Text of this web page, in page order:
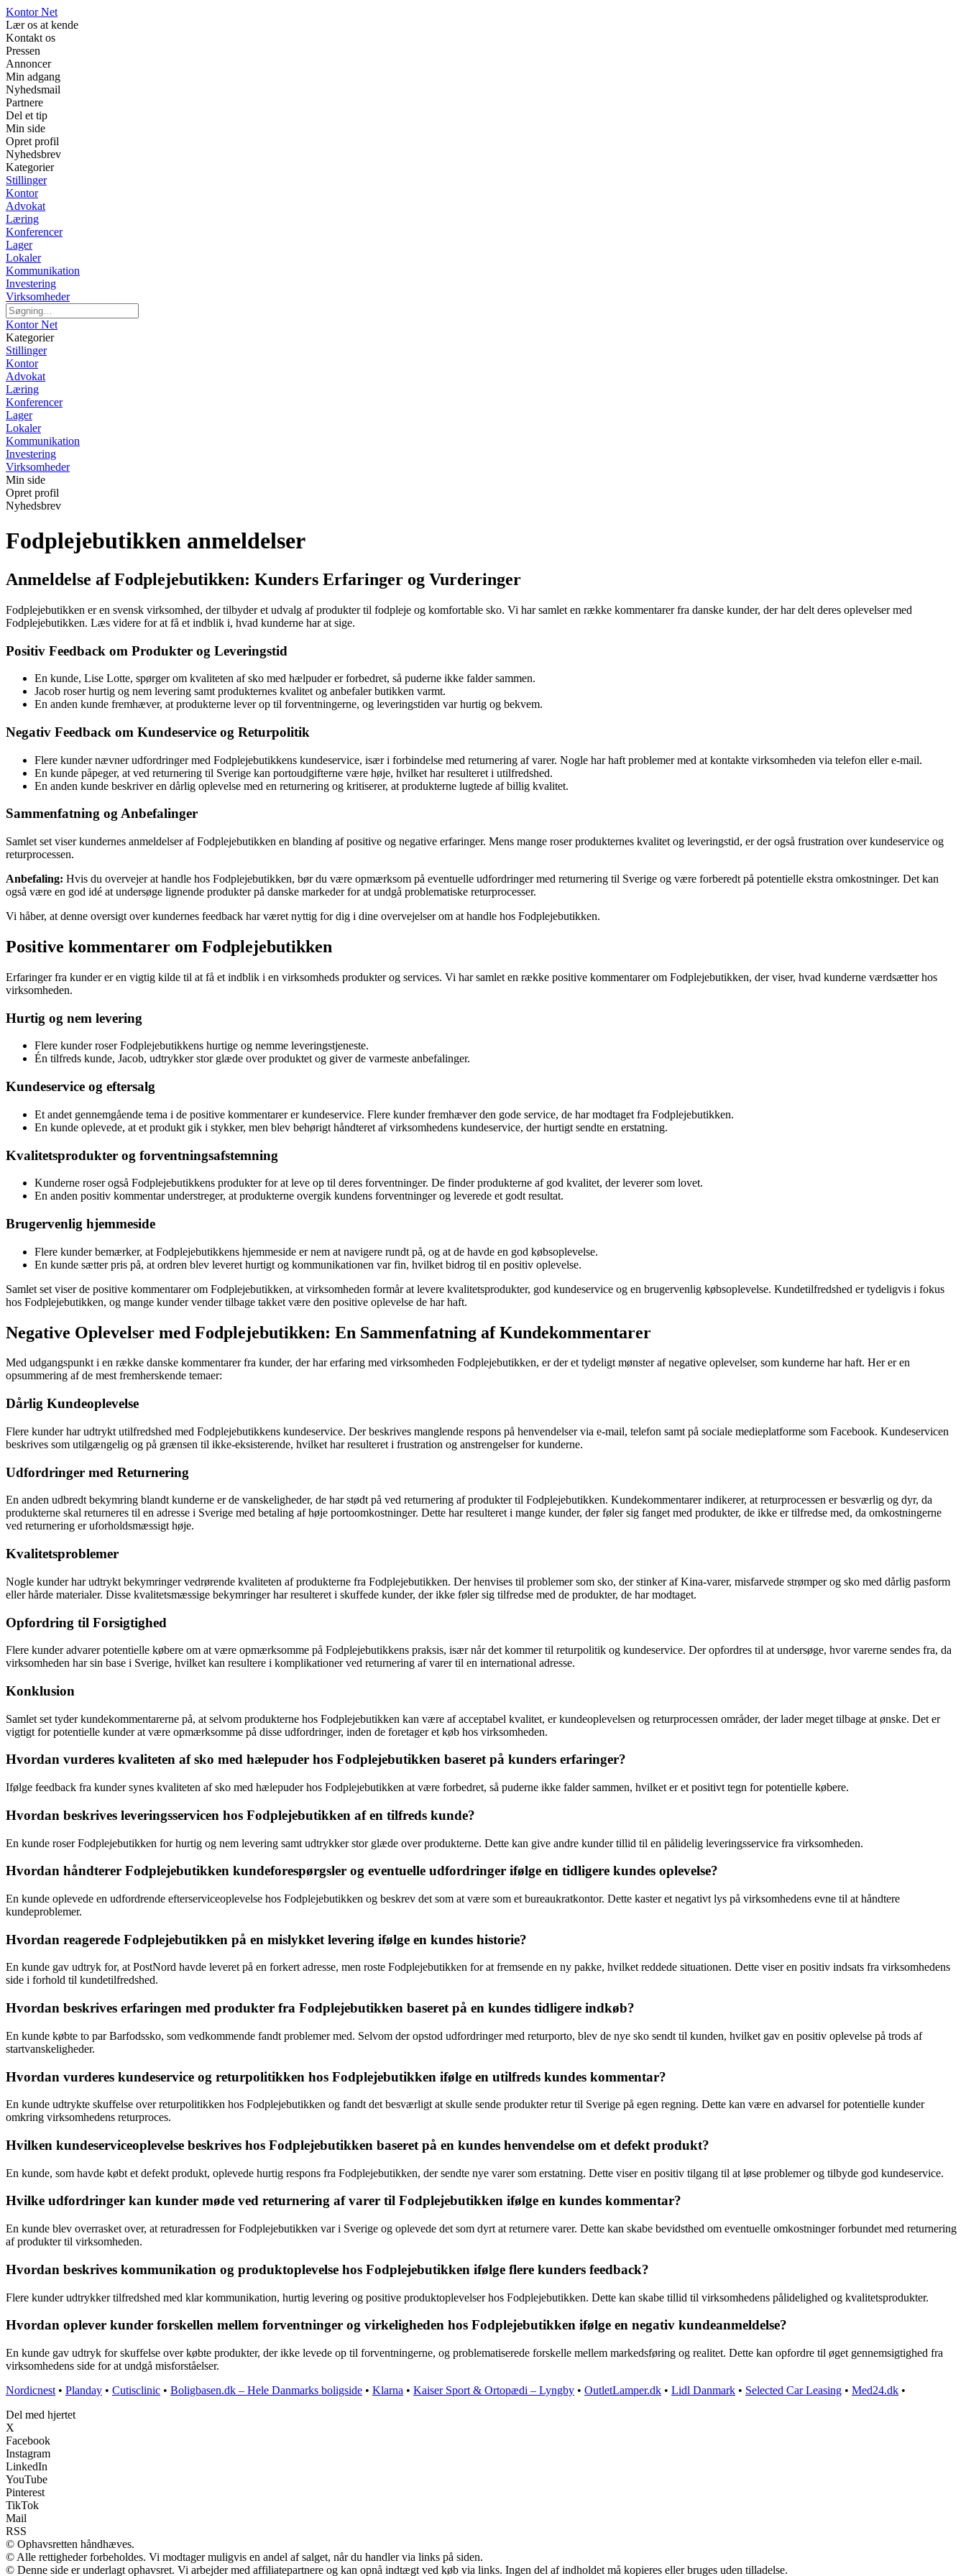
Kontor Net
Lær os at kende
Kontakt os
Pressen
Annoncer
Min adgang
Nyhedsmail
Partnere
Del et tip
Min side
Opret profil
Nyhedsbrev
Kategorier
Stillinger
Kontor
Advokat
Læring
Konferencer
Lager
Lokaler
Kommunikation
Investering
Virksomheder
Kontor Net
Kategorier
Stillinger
Kontor
Advokat
Læring
Konferencer
Lager
Lokaler
Kommunikation
Investering
Virksomheder
Min side
Opret profil
Nyhedsbrev
Fodplejebutikken anmeldelser
Anmeldelse af Fodplejebutikken: Kunders Erfaringer og Vurderinger
Fodplejebutikken er en svensk virksomhed, der tilbyder et udvalg af produkter til fodpleje og komfortable sko. Vi har samlet en række kommentarer fra danske kunder, der har delt deres oplevelser med
Fodplejebutikken. Læs videre for at få et indblik i, hvad kunderne har at sige.
Positiv Feedback om Produkter og Leveringstid
En kunde, Lise Lotte, spørger om kvaliteten af sko med hælpuder er forbedret, så puderne ikke falder sammen.
Jacob roser hurtig og nem levering samt produkternes kvalitet og anbefaler butikken varmt.
En anden kunde fremhæver, at produkterne lever op til forventningerne, og leveringstiden var hurtig og bekvem.
Negativ Feedback om Kundeservice og Returpolitik
Flere kunder nævner udfordringer med Fodplejebutikkens kundeservice, især i forbindelse med returnering af varer. Nogle har haft problemer med at kontakte virksomheden via telefon eller e-mail.
En kunde påpeger, at ved returnering til Sverige kan portoudgifterne være høje, hvilket har resulteret i utilfredshed.
En anden kunde beskriver en dårlig oplevelse med en returnering og kritiserer, at produkterne lugtede af billig kvalitet.
Sammenfatning og Anbefalinger
Samlet set viser kundernes anmeldelser af Fodplejebutikken en blanding af positive og negative erfaringer. Mens mange roser produkternes kvalitet og leveringstid, er der også frustration over kundeservice og
returprocessen.
Anbefaling: Hvis du overvejer at handle hos Fodplejebutikken, bør du være opmærksom på eventuelle udfordringer med returnering til Sverige og være forberedt på potentielle ekstra omkostninger. Det kan
også være en god idé at undersøge lignende produkter på danske markeder for at undgå problematiske returprocesser.
Vi håber, at denne oversigt over kundernes feedback har været nyttig for dig i dine overvejelser om at handle hos Fodplejebutikken.
Positive kommentarer om Fodplejebutikken
Erfaringer fra kunder er en vigtig kilde til at få et indblik i en virksomheds produkter og services. Vi har samlet en række positive kommentarer om Fodplejebutikken, der viser, hvad kunderne værdsætter hos
virksomheden.
Hurtig og nem levering
Flere kunder roser Fodplejebutikkens hurtige og nemme leveringstjeneste.
Én tilfreds kunde, Jacob, udtrykker stor glæde over produktet og giver de varmeste anbefalinger.
Kundeservice og eftersalg
Et andet gennemgående tema i de positive kommentarer er kundeservice. Flere kunder fremhæver den gode service, de har modtaget fra Fodplejebutikken.
En kunde oplevede, at et produkt gik i stykker, men blev behørigt håndteret af virksomhedens kundeservice, der hurtigt sendte en erstatning.
Kvalitetsprodukter og forventningsafstemning
Kunderne roser også Fodplejebutikkens produkter for at leve op til deres forventninger. De finder produkterne af god kvalitet, der leverer som lovet.
En anden positiv kommentar understreger, at produkterne overgik kundens forventninger og leverede et godt resultat.
Brugervenlig hjemmeside
Flere kunder bemærker, at Fodplejebutikkens hjemmeside er nem at navigere rundt på, og at de havde en god købsoplevelse.
En kunde sætter pris på, at ordren blev leveret hurtigt og kommunikationen var fin, hvilket bidrog til en positiv oplevelse.
Samlet set viser de positive kommentarer om Fodplejebutikken, at virksomheden formår at levere kvalitetsprodukter, god kundeservice og en brugervenlig købsoplevelse. Kundetilfredshed er tydeligvis i fokus
hos Fodplejebutikken, og mange kunder vender tilbage takket være den positive oplevelse de har haft.
Negative Oplevelser med Fodplejebutikken: En Sammenfatning af Kundekommentarer
Med udgangspunkt i en række danske kommentarer fra kunder, der har erfaring med virksomheden Fodplejebutikken, er der et tydeligt mønster af negative oplevelser, som kunderne har haft. Her er en
opsummering af de mest fremherskende temaer:
Dårlig Kundeoplevelse
Flere kunder har udtrykt utilfredshed med Fodplejebutikkens kundeservice. Der beskrives manglende respons på henvendelser via e-mail, telefon samt på sociale medieplatforme som Facebook. Kundeservicen
beskrives som utilgængelig og på grænsen til ikke-eksisterende, hvilket har resulteret i frustration og anstrengelser for kunderne.
Udfordringer med Returnering
En anden udbredt bekymring blandt kunderne er de vanskeligheder, de har stødt på ved returnering af produkter til Fodplejebutikken. Kundekommentarer indikerer, at returprocessen er besværlig og dyr, da
produkterne skal returneres til en adresse i Sverige med betaling af høje portoomkostninger. Dette har resulteret i mange kunder, der føler sig fanget med produkter, de ikke er tilfredse med, da omkostningerne
ved returnering er uforholdsmæssigt høje.
Kvalitetsproblemer
Nogle kunder har udtrykt bekymringer vedrørende kvaliteten af produkterne fra Fodplejebutikken. Der henvises til problemer som sko, der stinker af Kina-varer, misfarvede strømper og sko med dårlig pasform
eller hårde materialer. Disse kvalitetsmæssige bekymringer har resulteret i skuffede kunder, der ikke føler sig tilfredse med de produkter, de har modtaget.
Opfordring til Forsigtighed
Flere kunder advarer potentielle købere om at være opmærksomme på Fodplejebutikkens praksis, især når det kommer til returpolitik og kundeservice. Der opfordres til at undersøge, hvor varerne sendes fra, da
virksomheden har sin base i Sverige, hvilket kan resultere i komplikationer ved returnering af varer til en international adresse.
Konklusion
Samlet set tyder kundekommentarerne på, at selvom produkterne hos Fodplejebutikken kan være af acceptabel kvalitet, er kundeoplevelsen og returprocessen områder, der lader meget tilbage at ønske. Det er
vigtigt for potentielle kunder at være opmærksomme på disse udfordringer, inden de foretager et køb hos virksomheden.
Hvordan vurderes kvaliteten af sko med hælepuder hos Fodplejebutikken baseret på kunders erfaringer?
Ifølge feedback fra kunder synes kvaliteten af sko med hælepuder hos Fodplejebutikken at være forbedret, så puderne ikke falder sammen, hvilket er et positivt tegn for potentielle købere.
Hvordan beskrives leveringsservicen hos Fodplejebutikken af en tilfreds kunde?
En kunde roser Fodplejebutikken for hurtig og nem levering samt udtrykker stor glæde over produkterne. Dette kan give andre kunder tillid til en pålidelig leveringsservice fra virksomheden.
Hvordan håndterer Fodplejebutikken kundeforespørgsler og eventuelle udfordringer ifølge en tidligere kundes oplevelse?
En kunde oplevede en udfordrende efterserviceoplevelse hos Fodplejebutikken og beskrev det som at være som et bureaukratkontor. Dette kaster et negativt lys på virksomhedens evne til at håndtere
kundeproblemer.
Hvordan reagerede Fodplejebutikken på en mislykket levering ifølge en kundes historie?
En kunde gav udtryk for, at PostNord havde leveret på en forkert adresse, men roste Fodplejebutikken for at fremsende en ny pakke, hvilket reddede situationen. Dette viser en positiv indsats fra virksomhedens
side i forhold til kundetilfredshed.
Hvordan beskrives erfaringen med produkter fra Fodplejebutikken baseret på en kundes tidligere indkøb?
En kunde købte to par Barfodssko, som vedkommende fandt problemer med. Selvom der opstod udfordringer med returporto, blev de nye sko sendt til kunden, hvilket gav en positiv oplevelse på trods af
startvanskeligheder.
Hvordan vurderes kundeservice og returpolitikken hos Fodplejebutikken ifølge en utilfreds kundes kommentar?
En kunde udtrykte skuffelse over returpolitikken hos Fodplejebutikken og fandt det besværligt at skulle sende produkter retur til Sverige på egen regning. Dette kan være en advarsel for potentielle kunder
omkring virksomhedens returproces.
Hvilken kundeserviceoplevelse beskrives hos Fodplejebutikken baseret på en kundes henvendelse om et defekt produkt?
En kunde, som havde købt et defekt produkt, oplevede hurtig respons fra Fodplejebutikken, der sendte nye varer som erstatning. Dette viser en positiv tilgang til at løse problemer og tilbyde god kundeservice.
Hvilke udfordringer kan kunder møde ved returnering af varer til Fodplejebutikken ifølge en kundes kommentar?
En kunde blev overrasket over, at returadressen for Fodplejebutikken var i Sverige og oplevede det som dyrt at returnere varer. Dette kan skabe bevidsthed om eventuelle omkostninger forbundet med returnering
af produkter til virksomheden.
Hvordan beskrives kommunikation og produktoplevelse hos Fodplejebutikken ifølge flere kunders feedback?
Flere kunder udtrykker tilfredshed med klar kommunikation, hurtig levering og positive produktoplevelser hos Fodplejebutikken. Dette kan skabe tillid til virksomhedens pålidelighed og kvalitetsprodukter.
Hvordan oplever kunder forskellen mellem forventninger og virkeligheden hos Fodplejebutikken ifølge en negativ kundeanmeldelse?
En kunde gav udtryk for skuffelse over købte produkter, der ikke levede op til forventningerne, og problematiserede forskelle mellem markedsføring og realitet. Dette kan opfordre til øget gennemsigtighed fra
virksomhedens side for at undgå misforståelser.
Nordicnest • Planday • Cutisclinic • Boligbasen.dk – Hele Danmarks boligside • Klarna • Kaiser Sport & Ortopædi – Lyngby • OutletLamper.dk • Lidl Danmark • Selected Car Leasing • Med24.dk •
Del med hjertet
X
Facebook
Instagram
LinkedIn
YouTube
Pinterest
TikTok
Mail
RSS
© Ophavsretten håndhæves.
© Alle rettigheder forbeholdes. Vi modtager muligvis en andel af salget, når du handler via links på siden.
© Denne side er underlagt ophavsret. Vi arbejder med affiliatepartnere og kan opnå indtægt ved køb via links. Ingen del af indholdet må kopieres eller bruges uden tilladelse.